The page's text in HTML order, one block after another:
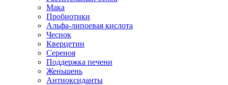
Мака
Пробиотики
Альфа-липоевая кислота
Чеснок
Кверцетин
Сереноя
Поддержка печени
Женьшень
Антиоксиданты